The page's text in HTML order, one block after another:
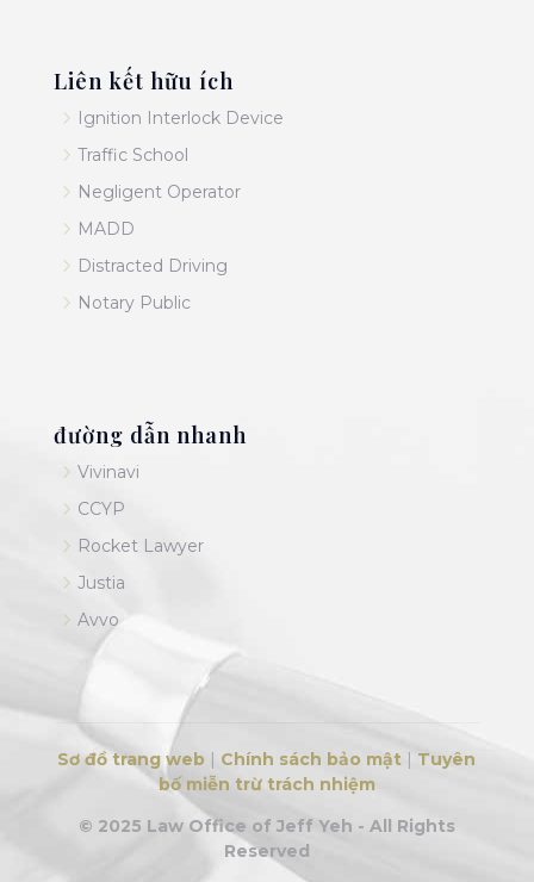
Liên kết hữu ích
5 Ignition Interlock Device
5 Traffic School
5 Negligent Operator
5 MADD
5 Distracted Driving
5 Notary Public
đường dẫn nhanh
5 Vivinavi
5 CCYP
5 Rocket Lawyer
5 Justia
5 Avvo
Sơ đồ trang web Chính sách bảo mật
Tuyên
bố miễn trừ trách nhiệm
© 2025 Law Office of Jeff Yeh - All Rights
Reserved